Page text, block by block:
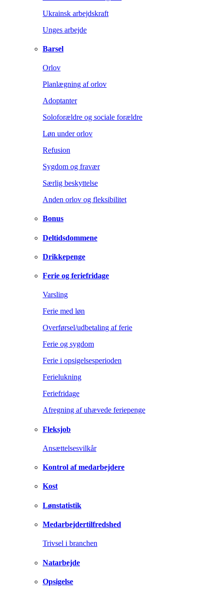
Ukrainsk arbejdskraft
Unges arbejde
Barsel
Orlov
Planlægning af orlov
Adoptanter
Soloforældre og sociale forældre
Løn under orlov
Refusion
Sygdom og fravær
Særlig beskyttelse
Anden orlov og fleksibilitet
Bonus
Deltidsdommene
Drikkepenge
Ferie og feriefridage
Varsling
Ferie med løn
Overførsel/udbetaling af ferie
Ferie og sygdom
Ferie i opsigelsesperioden
Ferielukning
Feriefridage
Afregning af uhævede feriepenge
Fleksjob
Ansættelsesvilkår
Kontrol af medarbejdere
Kost
Lønstatistik
Medarbejdertilfredshed
Trivsel i branchen
Natarbejde
Opsigelse